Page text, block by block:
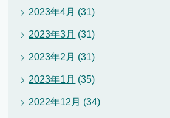
2023年4月 (31)
2023年3月 (31)
2023年2月 (31)
2023年1月 (35)
2022年12月 (34)